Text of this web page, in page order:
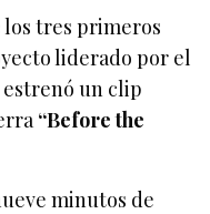
tres primeros
liderado por el
estrenó un clip
“Before the
minutos de